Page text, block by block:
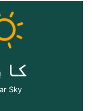
Sky